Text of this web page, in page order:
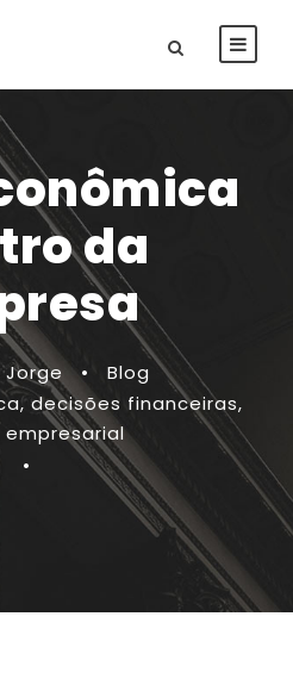
da
Jorge •
Blog
, decisões financeiras,
•